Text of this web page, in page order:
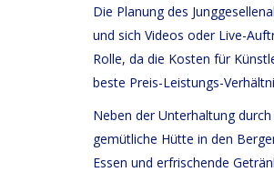
Die Planung des
und sich Videos oder Live-
Rolle, da die Kosten für
beste Preis-Leistungs-
Neben der Unterhaltung
gemütliche Hütte in den
Essen und erfrischende